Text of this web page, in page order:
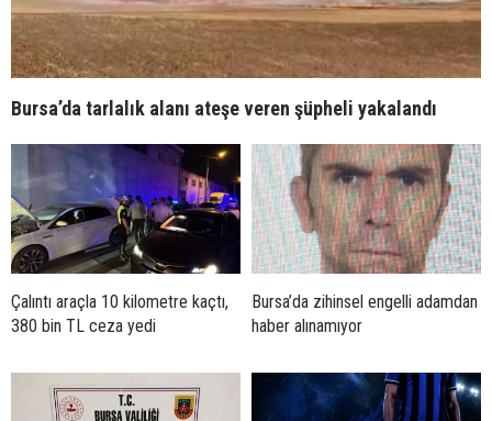
Bursa’da tarlalık alanı ateşe veren şüpheli yakalandı
Çalıntı araçla 10 kilometre kaçtı,
380 bin TL ceza yedi
Bursa’da zihinsel engelli adamdan
haber alınamıyor